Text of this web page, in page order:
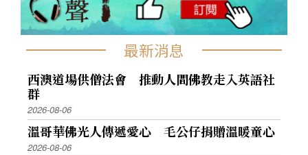
最新消息
西澳道場供僧法會 推動人間佛教走入英語社
群
2026-08-06
溫哥華佛光人傳遞愛心 毛公仔捐贈溫暖童心
2026-08-06